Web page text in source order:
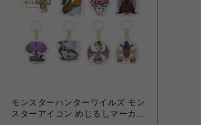
モンスターハンターワイルズ モン
スターアイコン めじるしマーカー